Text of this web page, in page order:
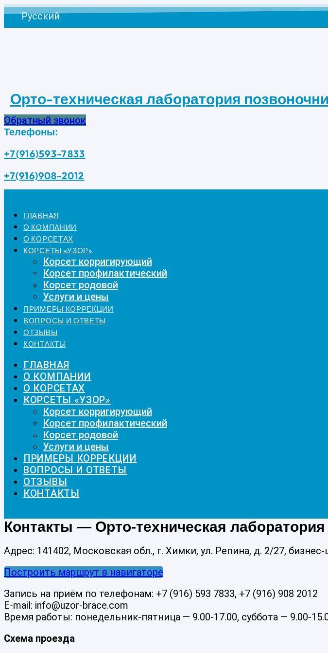
Перейти
Русский
Орто-техническая лаборатория
Обратный звонок
Телефоны:
+7(916)593-7833
+7(916)908-2012
ГЛАВНАЯ
О КОМПАНИИ
О КОРСЕТАХ
КОРСЕТЫ «УЗОР»
Корсет корригирующий
Корсет профилактический
Корсет родовой
Услуги и цены
ПРИМЕРЫ КОРРЕКЦИИ
ВОПРОСЫ И ОТВЕТЫ
ОТЗЫВЫ
КОНТАКТЫ
ГЛАВНАЯ
О КОМПАНИИ
О КОРСЕТАХ
КОРСЕТЫ «УЗОР»
Корсет корригирующий
Корсет профилактический
Корсет родовой
Услуги и цены
ПРИМЕРЫ КОРРЕКЦИИ
ВОПРОСЫ И ОТВЕТЫ
ОТЗЫВЫ
КОНТАКТЫ
Контакты — Орто-техническая
Адрес: 141402, Московская обл., г. Химки, ул. Репина, д. 2/27, бизнес-
Построить маршрут в навигаторе
Запись на приём по телефонам: +7 (916) 593 7833, +7 (916) 908 2012
E-mail: info@uzor-brace.com
Время работы: понедельник-пятница — 9.00-17.00, суббота — 9.00-
Схема проезда